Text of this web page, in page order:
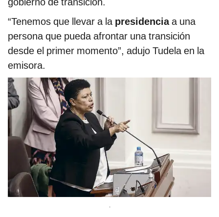
“Tenemos que llevar a lapresidenciaa una
persona que pueda afrontar una transición
desde el primer momento”, adujo Tudela en la
emisora.